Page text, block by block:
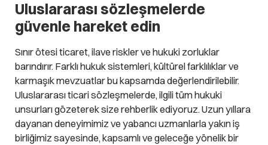
Uluslararası sözleşmelerde
güvenle hareket edin
Sınır ötesi ticaret, ilave riskler ve hukuki zorluklar
barındırır. Farklı hukuk sistemleri, kültürel farklılıklar ve
karmaşık mevzuatlar bu kapsamda değerlendirilebilir.
Uluslararası ticari sözleşmelerde, ilgili tüm hukuki
unsurları gözeterek size rehberlik ediyoruz. Uzun yıllara
dayanan deneyimimiz ve yabancı uzmanlarla yakın iş
birliğimiz sayesinde, kapsamlı ve geleceğe yönelik bir